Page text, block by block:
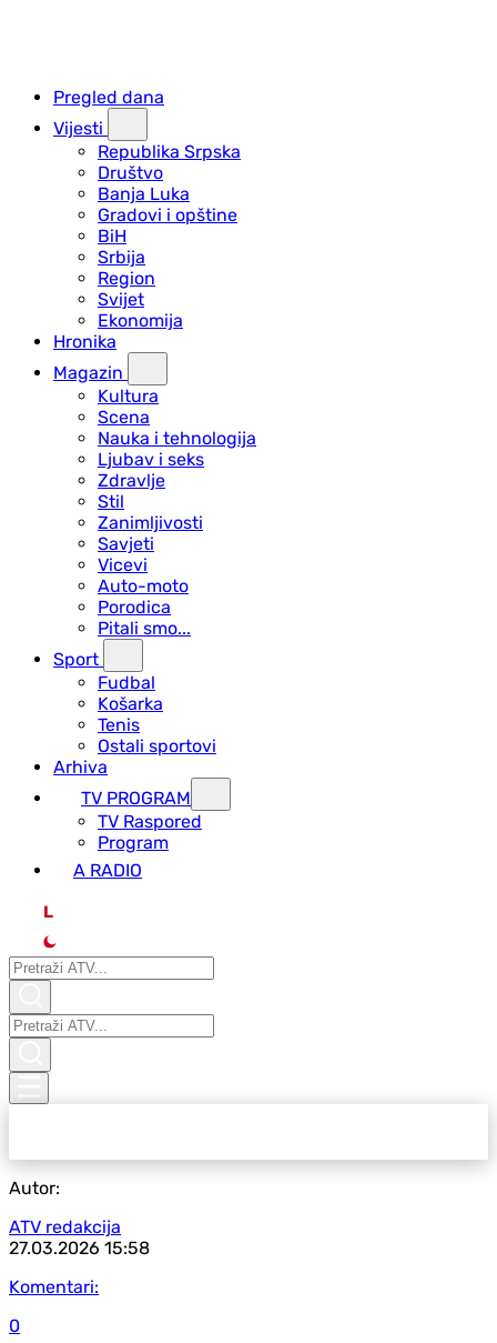
Pregled dana
Vijesti
Republika Srpska
Društvo
Banja Luka
Gradovi i opštine
BiH
Srbija
Region
Svijet
Ekonomija
Hronika
Magazin
Kultura
Scena
Nauka i tehnologija
Ljubav i seks
Zdravlje
Stil
Zanimljivosti
Savjeti
Vicevi
Auto-moto
Porodica
Pitali smo...
Sport
Fudbal
Košarka
Tenis
Ostali sportovi
Arhiva
TV PROGRAM
ТV Raspored
Program
A RADIO
L
Autor:
ATV redakcija
27.03.2026 15:58
Komentari:
0